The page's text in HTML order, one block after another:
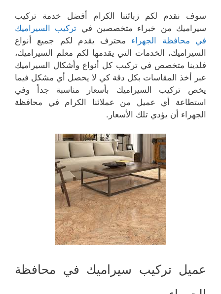
سوف نقدم لكم زبائننا الكرام أفضل خدمة تركيب
سيراميك من خبراء متخصصين في تركيب السيراميك
في محافظة الجهراء محترف يقدم لكم جميع أنواع
السيراميك، الخدمات التي يقدمها لكم معلم السيراميك،
فلدينا متخصص في تركيب كل أنواع وأشكال السيراميك
عبر أخذ المقاسات بكل دقة كي لا يحصل أي مشكل فيما
يخص تركيب السيراميك بأسعار مناسبة جداً وفي
استطاعة أي عميل من عملائنا الكرام في محافظة
الجهراء أن يؤدي تلك الأسعار.
عميل تركيب سيراميك في محافظة